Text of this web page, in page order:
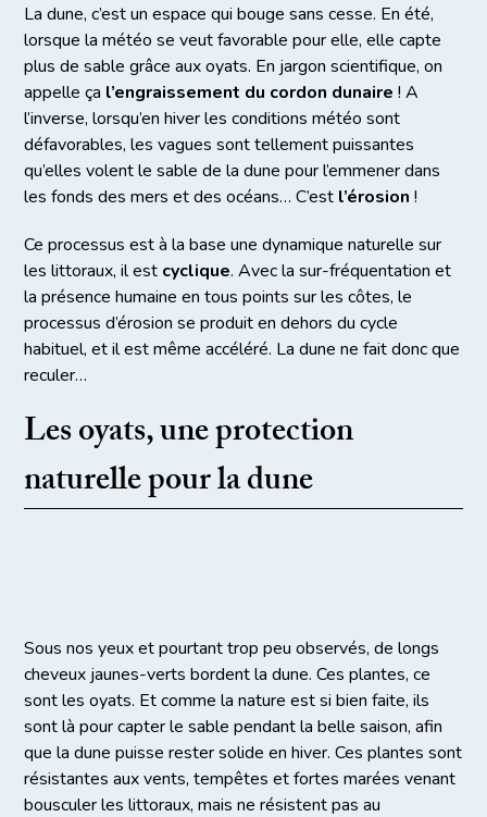
La dune, c’est un espace qui bouge sans cesse. En été,
lorsque la météo se veut favorable pour elle, elle capte
plus de sable grâce aux oyats. En jargon scientifique, on
appelle ça l’engraissement du cordon dunaire ! A
l’inverse, lorsqu’en hiver les conditions météo sont
défavorables, les vagues sont tellement puissantes
qu’elles volent le sable de la dune pour l’emmener dans
les fonds des mers et des océans… C’est l’érosion !
Ce processus est à la base une dynamique naturelle sur
les littoraux, il est cyclique. Avec la sur-fréquentation et
la présence humaine en tous points sur les côtes, le
processus d’érosion se produit en dehors du cycle
habituel, et il est même accéléré. La dune ne fait donc que
reculer…
Les oyats, une protection
naturelle pour la dune
Sous nos yeux et pourtant trop peu observés, de longs
cheveux jaunes-verts bordent la dune. Ces plantes, ce
sont les oyats. Et comme la nature est si bien faite, ils
sont là pour capter le sable pendant la belle saison, afin
que la dune puisse rester solide en hiver. Ces plantes sont
résistantes aux vents, tempêtes et fortes marées venant
bousculer les littoraux, mais ne résistent pas au